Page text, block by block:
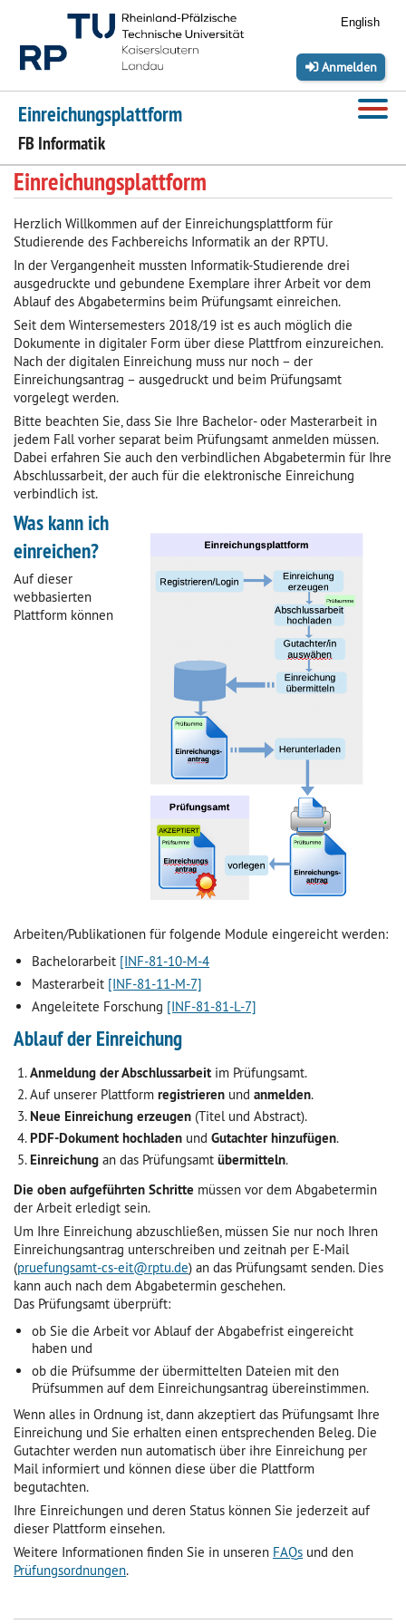
Anmelden
Registrierung
Anmelden
Einreichungsplattform
FB Informatik
Einreichungsplattform
Herzlich Willkommen auf der Einreichungsplattform für
Studierende des Fachbereichs Informatik an der RPTU.
In der Vergangenheit mussten Informatik-Studierende drei
ausgedruckte und gebundene Exemplare ihrer Arbeit vor dem
Ablauf des Abgabetermins beim Prüfungsamt einreichen.
Seit dem Wintersemesters 2018/19 ist es auch möglich die
Dokumente in digitaler Form über diese Plattfrom einzureichen.
Nach der digitalen Einreichung muss nur noch – der
Einreichungsantrag – ausgedruckt und beim Prüfungsamt
vorgelegt werden.
Bitte beachten Sie, dass Sie Ihre Bachelor- oder Masterarbeit in
jedem Fall vorher separat beim Prüfungsamt anmelden müssen.
Dabei erfahren Sie auch den verbindlichen Abgabetermin für Ihre
Abschlussarbeit, der auch für die elektronische Einreichung
verbindlich ist.
Was kann ich
einreichen?
Auf dieser
webbasierten
Plattform können
Arbeiten/Publikationen für folgende Module eingereicht werden:
Bachelorarbeit [INF-81-10-M-4
Masterarbeit [INF-81-11-M-7]
Angeleitete Forschung [INF-81-81-L-7]
Ablauf der Einreichung
Anmeldung der Abschlussarbeit im Prüfungsamt.
Auf unserer Plattformregistrieren undanmelden.
Neue Einreichung erzeugen (Titel und Abstract).
PDF-Dokument hochladen undGutachter hinzufügen.
Einreichung an das Prüfungsamtübermitteln.
Die oben aufgeführten Schritte müssen vor dem Abgabetermin
der Arbeit erledigt sein.
Um Ihre Einreichung abzuschließen, müssen Sie nur noch Ihren
Einreichungsantrag unterschreiben und zeitnah per E-Mail
(pruefungsamt-cs-eit@rptu.de) an das Prüfungsamt senden. Dies
kann auch nach dem Abgabetermin geschehen.
Das Prüfungsamt überprüft:
ob Sie die Arbeit vor Ablauf der Abgabefrist eingereicht
haben und
ob die Prüfsumme der übermittelten Dateien mit den
Prüfsummen auf dem Einreichungsantrag übereinstimmen.
Wenn alles in Ordnung ist, dann akzeptiert das Prüfungsamt Ihre
Einreichung und Sie erhalten einen entsprechenden Beleg. Die
Gutachter werden nun automatisch über ihre Einreichung per
Mail informiert und können diese über die Plattform
begutachten.
Ihre Einreichungen und deren Status können Sie jederzeit auf
dieser Plattform einsehen.
Weitere Informationen finden Sie in unseren FAQs und den
Prüfungsordnungen.